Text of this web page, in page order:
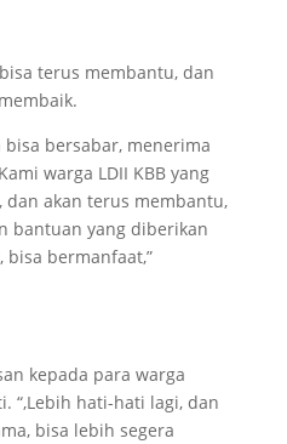
terus membantu, dan
bisa bersabar, menerima
warga LDII KBB yang
akan terus membantu,
bantuan yang diberikan
bermanfaat,”
kepada para warga
“,Lebih hati-hati lagi, dan
bisa lebih segera